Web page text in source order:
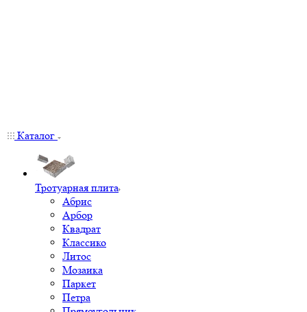
Каталог
Тротуарная плита
Абрис
Арбор
Квадрат
Классико
Литос
Мозаика
Паркет
Петра